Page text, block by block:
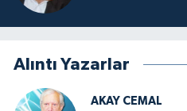
Alıntı Yazarlar
AKAY CEMAL